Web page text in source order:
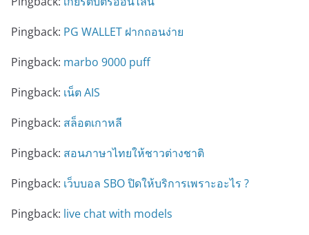
Pingback: PG WALLET ฝากถอนง่าย
Pingback: marbo 9000 puff
Pingback: เน็ต AIS
Pingback: สล็อตเกาหลี
Pingback: สอนภาษาไทยให้ชาวต่างชาติ
Pingback: เว็บบอล SBO ปิดให้บริการเพราะอะไร ?
Pingback: live chat with models